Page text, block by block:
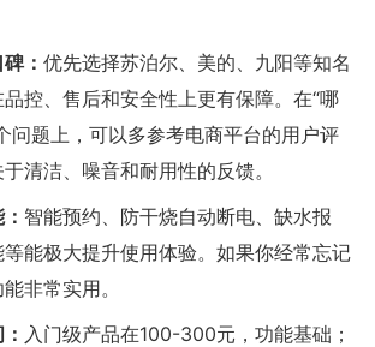
： 优先选择苏泊尔、美的、九阳等知名
控、售后和安全性上更有保障。在“哪
问题上，可以多参考电商平台的用户评
清洁、噪音和耐用性的反馈。
智能预约、防干烧自动断电、缺水报
能极大提升使用体验。如果你经常忘记
非常实用。
入门级产品在100-300元，功能基础；